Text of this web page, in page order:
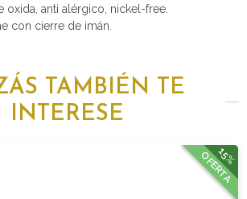
oxida, anti alérgico, nickel-free.
con cierre de imán.
TAMBIÉN TE
INTERESE
15%
OFERTA